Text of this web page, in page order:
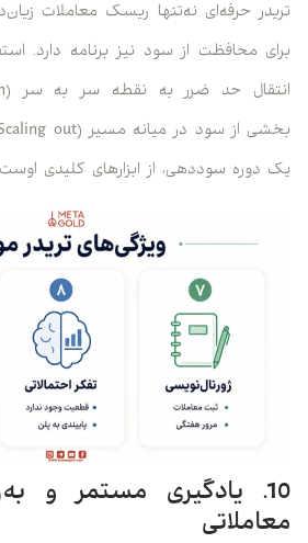
تریدر حرفه‌ای نه‌تنها ریسک معاملات
برای محافظت از سود نیز برنامه دارد.
یک دوره سوددهی، از ابزارهای کلیدی
10. یادگیری مستمر و
معاملاتی